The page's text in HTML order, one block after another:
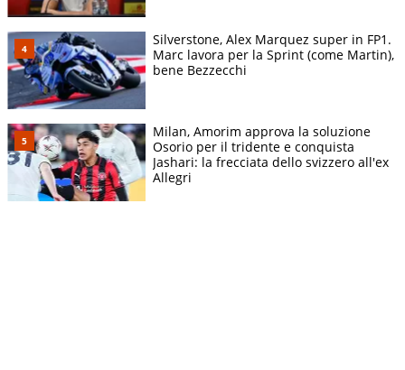
Silverstone, Alex Marquez super in FP1.
Marc lavora per la Sprint (come Martin),
bene Bezzecchi
Milan, Amorim approva la soluzione
Osorio per il tridente e conquista
Jashari: la frecciata dello svizzero all'ex
Allegri